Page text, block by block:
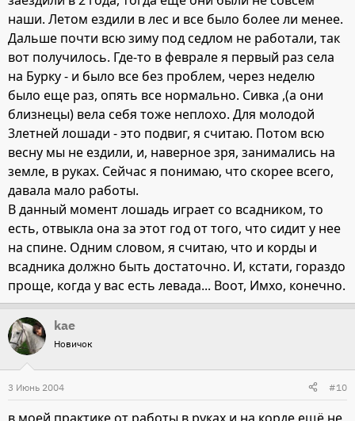
наши. Летом ездили в лес и все было более ли менее.
Дальше почти всю зиму под седлом не работали, так
вот получилось. Где-то в феврале я первый раз села
на Бурку - и было все без проблем, через неделю
было еще раз, опять все нормально. Сивка ,(а они
близнецы) вела себя тоже неплохо. Для молодой
3летней лошади - это подвиг, я считаю. Потом всю
весну мы не ездили, и, наверное зря, занимались на
земле, в руках. Сейчас я понимаю, что скорее всего,
давала мало работы.
В данный момент лошадь играет со всадником, то
есть, отвыкла она за этот год от того, что сидит у нее
на спине. Одним словом, я считаю, что и корды и
всадника должно быть достаточно. И, кстати, гораздо
проще, когда у вас есть левада... Воот, Имхо, конечно.
kae
Новичок
3 Июнь 2004 #10